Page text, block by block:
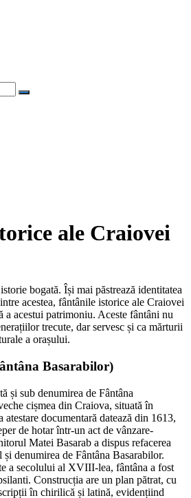
ale Craiovei
bogată. Își mai păstrează identitatea
acestea, fântânile istorice ale Craiovei
a acestui patrimoniu. Aceste fântâni nu
trecute, dar servesc și ca mărturii
a orașului.
Basarabilor)
și sub denumirea de Fântâna
cișmea din Craiova, situată în
documentară datează din 1613,
de hotar într-un act de vânzare-
Matei Basarab a dispus refacerea
denumirea de Fântâna Basarabilor.
a secolului al XVIII-lea, fântâna a fost
Construcția are un plan pătrat, cu
în chirilică și latină, evidențiind